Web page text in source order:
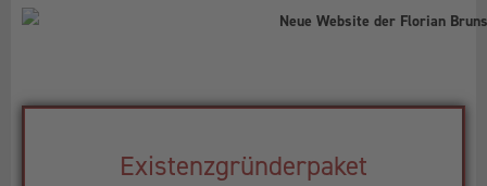
Existenzgründerpaket